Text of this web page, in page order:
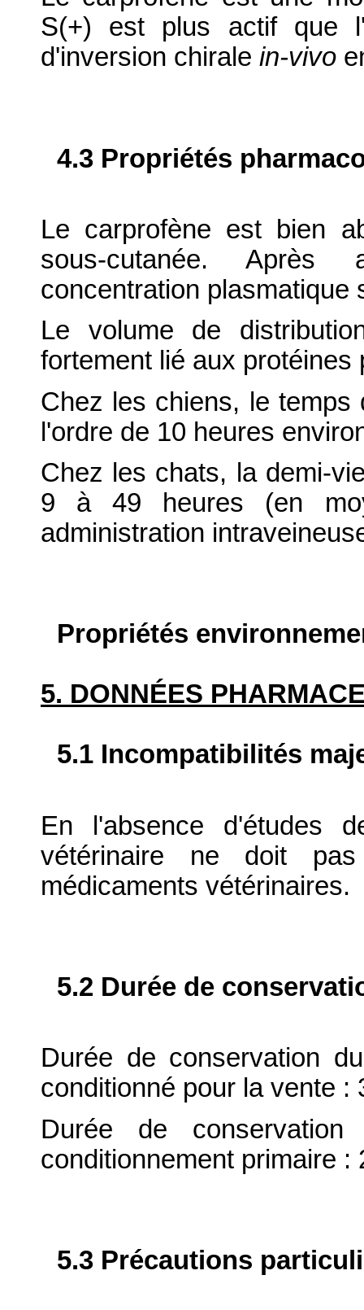
S(+) est plus actif que
d'inversion chirale in-vivo
4.3 Propriétés
Le carprofène est bien
sous-cutanée.
concentration plasmatique
Le volume de
fortement lié aux protéines
Chez les chiens, le temps
l'ordre de 10 heures
Chez les chats, la demi-
9 à 49 heures (en
administration
Propriétés
5. DONNÉES
5.1 Incompatibilités
En l'absence d'études
vétérinaire ne doit
médicaments vétérinaires.
5.2 Durée de
Durée de conservation
conditionné pour la vente :
Durée de
conditionnement primaire :
5.3 Précautions